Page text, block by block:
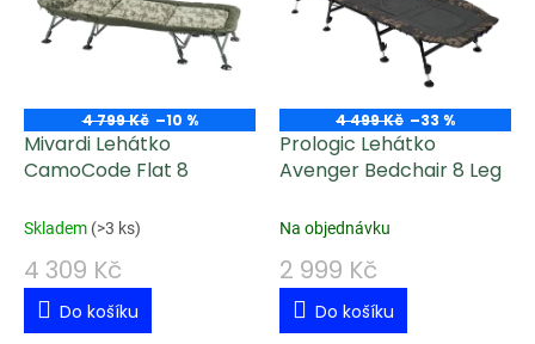
p
o
d
u
k
4 799 Kč –10 %
Mivardi Lehátko
CamoCode Flat 8
Skladem (>3 ks)
4 309 Kč
Do košíku
4 499 Kč –33 %
Prologic Lehátko
Avenger Bedchair 8 Leg
Na objednávku
2 999 Kč
Do košíku